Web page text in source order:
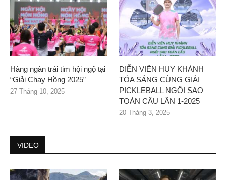
Hàng ngàn trái tim hội ngộ tại
“Giải Chạy Hồng 2025”
27 Tháng 10, 2025
DIỄN VIÊN HUY KHÁNH
TỎA SÁNG CÙNG GIẢI
PICKLEBALL NGÔI SAO
TOÀN CẦU LẦN 1-2025
20 Tháng 3, 2025
VIDEO